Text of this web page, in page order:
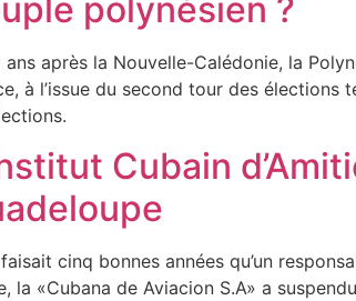
polynésien ?
ans après la Nouvelle-Calédonie, la
à l’issue du second tour des
Cubain
cinq bonnes années qu’un
la «Cubana de Aviacion S.A» a